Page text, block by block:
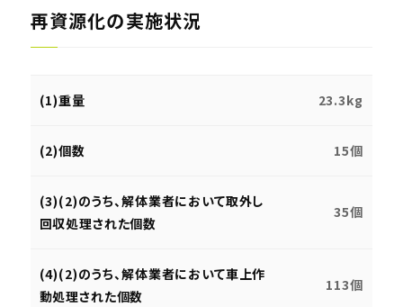
再資源化の実施状況
(1)重量 23.3kg
(2)個数 15個
(3)(2)のうち、解体業者において取外し
回収処理された個数
35個
(4)(2)のうち、解体業者において車上作
動処理された個数
113個